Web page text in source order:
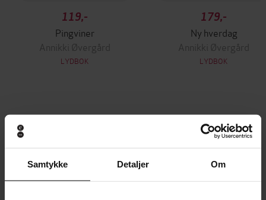
Samtykke Detaljer Om
119,-
Pingviner
Annikki Øvergård
LYDBOK
179,-
Ny hverdag
Annikki Øvergård
LYDBOK
Andre har også kjøpt